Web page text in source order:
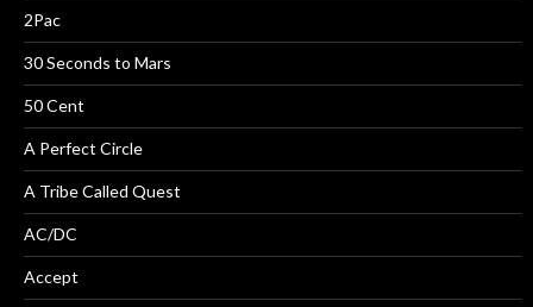
2Pac
30 Seconds to Mars
50 Cent
A Perfect Circle
A Tribe Called Quest
AC/DC
Accept